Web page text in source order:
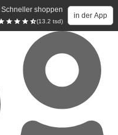
Schneller shoppen
(13.2 tsd)
in der App